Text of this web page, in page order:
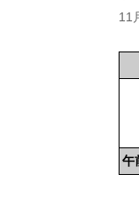
11
午